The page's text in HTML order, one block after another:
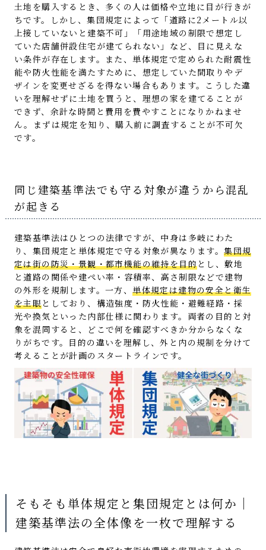
土地を購入するとき、多くの人は価格や立地に目が行きが
ちです。しかし、集団規定によって「道路に2メートル以
上接していないと建築不可」「用途地域の制限で想定し
ていた店舗併設住宅が建てられない」など、目に見えな
い条件が存在します。また、単体規定で定められた耐震性
能や防火性能を満たすために、想定していた間取りやデ
ザインを変更せざるを得ない場合もあります。こうした違
いを理解せずに土地を買うと、理想の家を建てることが
できず、余計な時間と費用を費やすことになりかねませ
ん。まずは規定を知り、購入前に調査することが不可欠
です。
同じ建築基準法でも守る対象が違うから混乱
が起きる
建築基準法はひとつの法律ですが、中身は多岐にわた
り、集団規定と単体規定で守る対象が異なります。集団規
定は街の防災・景観・都市機能の維持を目的とし、敷地
と道路の関係や建ぺい率・容積率、高さ制限などで建物
の外形を規制します。一方、単体規定は建物の安全と衛生
を主眼としており、構造強度・防火性能・避難経路・採
光や換気といった内部仕様に関わります。両者の目的と対
象を混同すると、どこで何を確認すべきか分からなくな
りがちです。目的の違いを理解し、外と内の規制を分けて
考えることが計画のスタートラインです。
そもそも単体規定と集団規定とは何か｜
建築基準法の全体像を一枚で理解する